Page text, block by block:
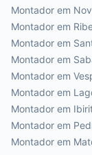
Montador em
Montador em
Montador em
Montador em
Montador em
Montador em
Montador em
Montador em
Montador em